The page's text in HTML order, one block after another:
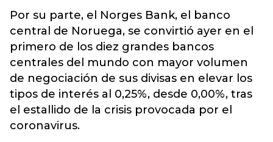
Por su parte, el Norges Bank, el banco
central de Noruega, se convirtió ayer en el
primero de los diez grandes bancos
centrales del mundo con mayor volumen
de negociación de sus divisas en elevar los
tipos de interés al 0,25%, desde 0,00%, tras
el estallido de la crisis provocada por el
coronavirus.